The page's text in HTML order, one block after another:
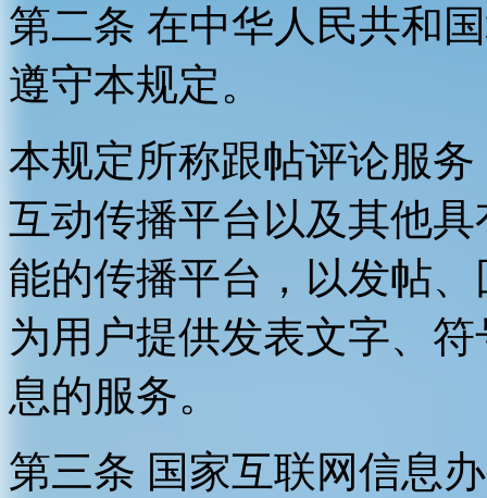
第二条 在中华人民共和
遵守本规定。
本规定所称跟帖评论服
互动传播平台以及其他
能的传播平台，以发帖
为用户提供发表文字、
息的服务。
第三条 国家互联网信息